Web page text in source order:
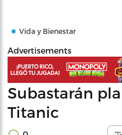
Vida y Bienestar
Advertisements
Subastarán
Titanic